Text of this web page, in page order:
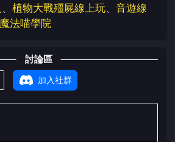
、 植物大戰殭屍線上玩、 音遊線
魔法喵學院
討論區
加入社群